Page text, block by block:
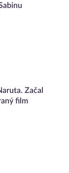
Začal
film